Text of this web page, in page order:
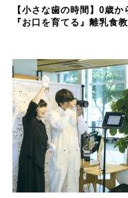
【小さな歯の時間】0歳か
『お口を育てる』離乳食